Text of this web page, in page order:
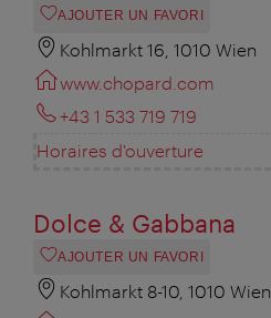
AJOUTER UN FAVORI
Kohlmarkt 16, 1010 Wien
www.chopard.com
+43 1 533 719 719
Horaires d'ouverture
Dolce & Gabbana
AJOUTER UN FAVORI
Kohlmarkt 8-10, 1010 Wien